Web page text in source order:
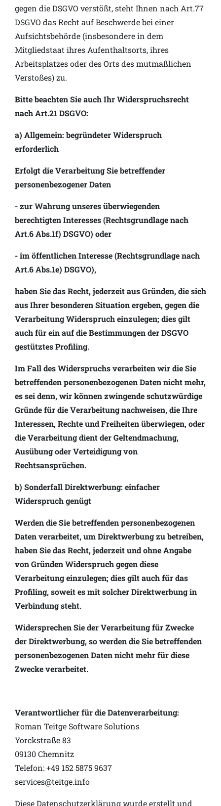
gegen die DSGVO verstößt, steht Ihnen nach Art.77
DSGVO das Recht auf Beschwerde bei einer
Aufsichtsbehörde (insbesondere in dem
Mitgliedstaat ihres Aufenthaltsorts, ihres
Arbeitsplatzes oder des Orts des mutmaßlichen
Verstoßes) zu.
Bitte beachten Sie auch Ihr Widerspruchsrecht
nach Art.21 DSGVO:
a) Allgemein: begründeter Widerspruch
erforderlich
Erfolgt die Verarbeitung Sie betreffender
personenbezogener Daten
- zur Wahrung unseres überwiegenden
berechtigten Interesses (Rechtsgrundlage nach
Art.6 Abs.1f) DSGVO) oder
- im öffentlichen Interesse (Rechtsgrundlage nach
Art.6 Abs.1e) DSGVO),
haben Sie das Recht, jederzeit aus Gründen, die sich
aus Ihrer besonderen Situation ergeben, gegen die
Verarbeitung Widerspruch einzulegen; dies gilt
auch für ein auf die Bestimmungen der DSGVO
gestütztes Profiling.
Im Fall des Widerspruchs verarbeiten wir die Sie
betreffenden personenbezogenen Daten nicht mehr,
es sei denn, wir können zwingende schutzwürdige
Gründe für die Verarbeitung nachweisen, die Ihre
Interessen, Rechte und Freiheiten überwiegen, oder
die Verarbeitung dient der Geltendmachung,
Ausübung oder Verteidigung von
Rechtsansprüchen.
b) Sonderfall Direktwerbung: einfacher
Widerspruch genügt
Werden die Sie betreffenden personenbezogenen
Daten verarbeitet, um Direktwerbung zu betreiben,
haben Sie das Recht, jederzeit und ohne Angabe
von Gründen Widerspruch gegen diese
Verarbeitung einzulegen; dies gilt auch für das
Profiling, soweit es mit solcher Direktwerbung in
Verbindung steht.
Widersprechen Sie der Verarbeitung für Zwecke
der Direktwerbung, so werden die Sie betreffenden
personenbezogenen Daten nicht mehr für diese
Zwecke verarbeitet.
Verantwortlicher für die Datenverarbeitung:
Roman Teitge Software Solutions
Yorckstraße 83
09130 Chemnitz
Telefon: +49 152 5875 9637
services@teitge.info
Diese Datenschutzerklärung wurde erstellt und